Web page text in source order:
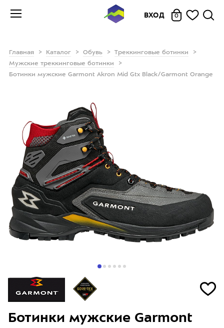
ВХОД 0
Главная Каталог Обувь
Треккинговые ботинки
Мужские треккинговые ботинки
Ботинки мужские Garmont Akron Mid Gtx Black/Garmont Orange
Ботинки мужские Garmont